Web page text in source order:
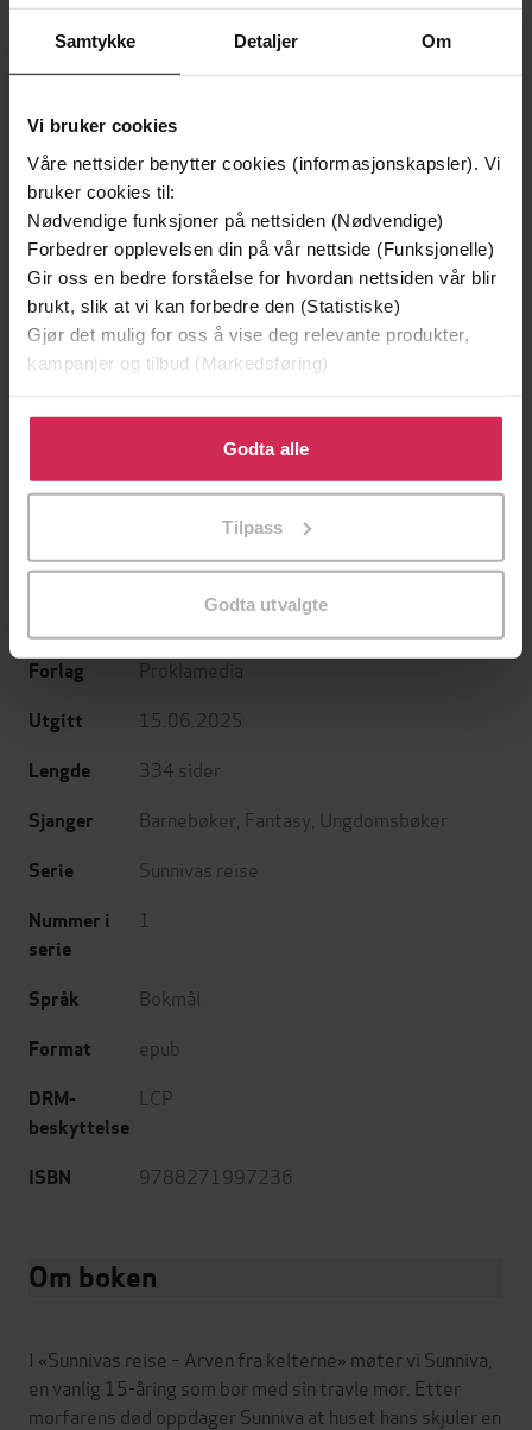
Samtykke Detaljer Om
Vi bruker cookies
Våre nettsider benytter cookies (informasjonskapsler). Vi
bruker cookies til:
Nødvendige funksjoner på nettsiden (Nødvendige)
Forbedrer opplevelsen din på vår nettside (Funksjonelle)
Gir oss en bedre forståelse for hvordan nettsiden vår blir
brukt, slik at vi kan forbedre den (Statistiske)
Gjør det mulig for oss å vise deg relevante produkter,
kampanjer og tilbud (Markedsføring)
Klikk på «Godta alle» for å gi oss ditt samtykke til å
bruke cookies for alle disse formålene. Du kan også
tilpasse ditt samtykke til spesifikke formål ved å klikke
Godta alle
Tilpass
Godta utvalgte
Vi anbefaler
249,-
Premium
Sara Lepsøe (forfatter),
Kristian Kapelrud
Forlag Proklamedia
Utgitt 15.06.2025
Lengde 334 sider
Sjanger Barnebøker Fantasy Ungdomsbøker
Serie Sunnivas reise
Nummer i
serie
1
Språk Bokmål
Format epub
DRM-
beskyttelse
LCP
ISBN 9788271997236
Om boken
I «Sunnivas reise – Arven fra kelterne» møter vi Sunniva,
en vanlig 15-åring som bor med sin travle mor. Etter
morfarens død oppdager Sunniva at huset hans skjuler en